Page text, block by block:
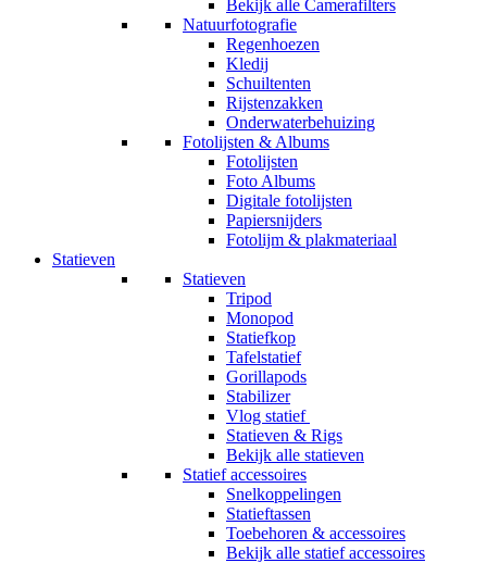
Bekijk alle Camerafilters
Natuurfotografie
Regenhoezen
Kledij
Schuiltenten
Rijstenzakken
Onderwaterbehuizing
Fotolijsten & Albums
Fotolijsten
Foto Albums
Digitale fotolijsten
Papiersnijders
Fotolijm & plakmateriaal
Statieven
Statieven
Tripod
Monopod
Statiefkop
Tafelstatief
Gorillapods
Stabilizer
Vlog statief
Statieven & Rigs
Bekijk alle statieven
Statief accessoires
Snelkoppelingen
Statieftassen
Toebehoren & accessoires
Bekijk alle statief accessoires